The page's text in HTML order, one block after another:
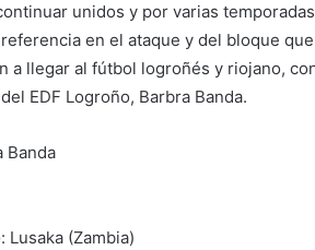
unidos y por varias
en el ataque y del bloque
a llegar al fútbol logroñés y riojano,
EDF Logroño, Barbra Banda.
Banda
Lusaka (Zambia)